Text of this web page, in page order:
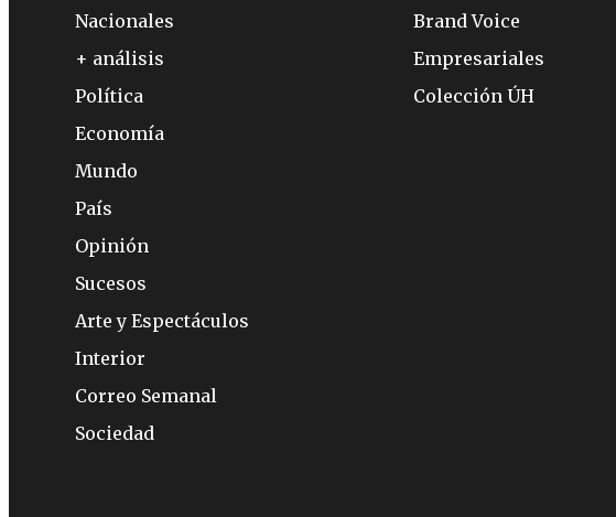
Nacionales
+ análisis
Política
Economía
Mundo
País
Opinión
Sucesos
Arte y Espectáculos
Interior
Correo Semanal
Sociedad
Brand Voice
Empresariales
Colección ÚH